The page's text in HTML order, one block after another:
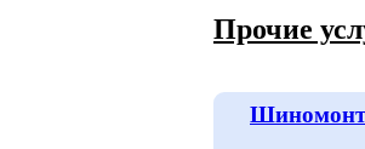
Прочие